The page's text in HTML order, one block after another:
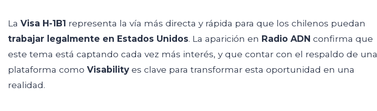
La Visa H-1B1 representa la vía más directa y rápida para que los chilenos puedan
trabajar legalmente en Estados Unidos. La aparición en Radio ADN confirma que
este tema está captando cada vez más interés, y que contar con el respaldo de una
plataforma como Visabilityes clave para transformar esta oportunidad en una
realidad.